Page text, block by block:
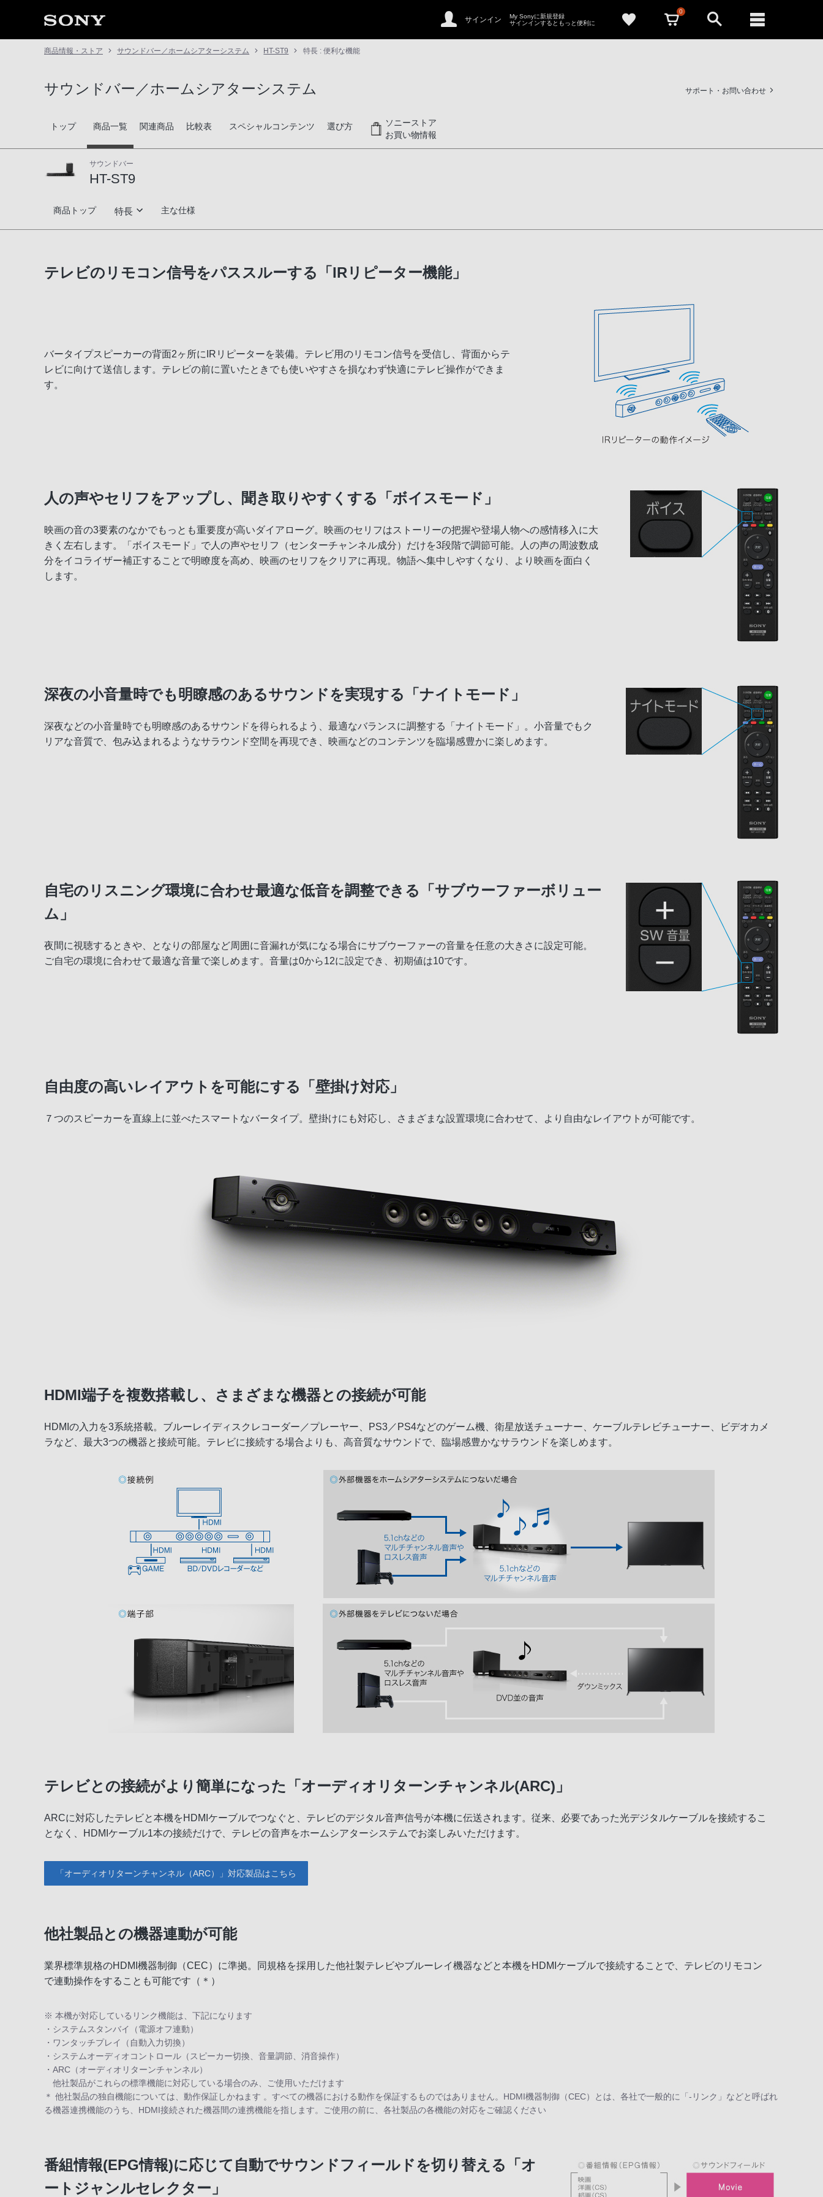
サインイン
My Sonyに新規登録
サインインするともっと便利に
0
商品情報・ストア サウンドバー／ホームシアターシステム HT-ST9 特長 : 便利な機能
サウンドバー／ホームシアターシステム サポート・お問い合わせ
トップ 商品一覧 関連商品 比較表 スペシャルコンテンツ 選び方
ソニーストア
お買い物情報
サウンドバー
HT-ST9
HT-ST9
商品トップ 特長
音楽再生
主な仕様
テレビのリモコン信号をパススルーする「IRリピーター機能」
バータイプスピーカーの背面2ヶ所にIRリピーターを装備。テレビ用のリモコン信号を受信し、背面からテ
レビに向けて送信します。テレビの前に置いたときでも使いやすさを損なわず快適にテレビ操作ができま
す。
人の声やセリフをアップし、聞き取りやすくする「ボイスモード」
映画の音の3要素のなかでもっとも重要度が高いダイアローグ。映画のセリフはストーリーの把握や登場人物への感情移入に大
きく左右します。「ボイスモード」で人の声やセリフ（センターチャンネル成分）だけを3段階で調節可能。人の声の周波数成
分をイコライザー補正することで明瞭度を高め、映画のセリフをクリアに再現。物語へ集中しやすくなり、より映画を面白く
します。
深夜の小音量時でも明瞭感のあるサウンドを実現する「ナイトモード」
深夜などの小音量時でも明瞭感のあるサウンドを得られるよう、最適なバランスに調整する「ナイトモード」。小音量でもク
リアな音質で、包み込まれるようなサラウンド空間を再現でき、映画などのコンテンツを臨場感豊かに楽しめます。
自宅のリスニング環境に合わせ最適な低音を調整できる「サブウーファーボリュー
ム」
夜間に視聴するときや、となりの部屋など周囲に音漏れが気になる場合にサブウーファーの音量を任意の大きさに設定可能。
ご自宅の環境に合わせて最適な音量で楽しめます。音量は0から12に設定でき、初期値は10です。
自由度の高いレイアウトを可能にする「壁掛け対応」
７つのスピーカーを直線上に並べたスマートなバータイプ。壁掛けにも対応し、さまざまな設置環境に合わせて、より自由なレイアウトが可能です。
HDMI端子を複数搭載し、さまざまな機器との接続が可能
HDMIの入力を3系統搭載。ブルーレイディスクレコーダー／プレーヤー、PS3／PS4などのゲーム機、衛星放送チューナー、ケーブルテレビチューナー、ビデオカメ
ラなど、最大3つの機器と接続可能。テレビに接続する場合よりも、高音質なサウンドで、臨場感豊かなサラウンドを楽しめます。
テレビとの接続がより簡単になった「オーディオリターンチャンネル(ARC)」
ARCに対応したテレビと本機をHDMIケーブルでつなぐと、テレビのデジタル音声信号が本機に伝送されます。従来、必要であった光デジタルケーブルを接続するこ
となく、HDMIケーブル1本の接続だけで、テレビの音声をホームシアターシステムでお楽しみいただけます。
「オーディオリターンチャンネル（ARC）」対応製品はこちら
他社製品との機器連動が可能
業界標準規格のHDMI機器制御（CEC）に準拠。同規格を採用した他社製テレビやブルーレイ機器などと本機をHDMIケーブルで接続することで、テレビのリモコン
で連動操作をすることも可能です（＊）
※ 本機が対応しているリンク機能は、下記になります
・システムスタンバイ（電源オフ連動）
・ワンタッチプレイ（自動入力切換）
・システムオーディオコントロール（スピーカー切換、音量調節、消音操作）
・ARC（オーディオリターンチャンネル）
他社製品がこれらの標準機能に対応している場合のみ、ご使用いただけます
＊ 他社製品の独自機能については、動作保証しかねます 。すべての機器における動作を保証するものではありません。HDMI機器制御（CEC）とは、各社で一般的に「-リンク」などと呼ばれ
る機器連携機能のうち、HDMI接続された機器間の連携機能を指します。ご使用の前に、各社製品の各機能の対応をご確認ください
番組情報(EPG情報)に応じて自動でサウンドフィールドを切り替える「オ
ートジャンルセレクター」